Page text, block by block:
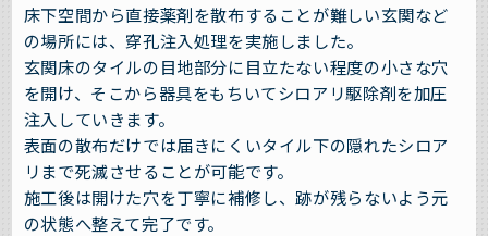
床下空間から直接薬剤を散布することが難しい玄関など
の場所には、穿孔注入処理を実施しました。
玄関床のタイルの目地部分に目立たない程度の小さな穴
を開け、そこから器具をもちいてシロアリ駆除剤を加圧
注入していきます。
表面の散布だけでは届きにくいタイル下の隠れたシロア
リまで死滅させることが可能です。
施工後は開けた穴を丁寧に補修し、跡が残らないよう元
の状態へ整えて完了です。